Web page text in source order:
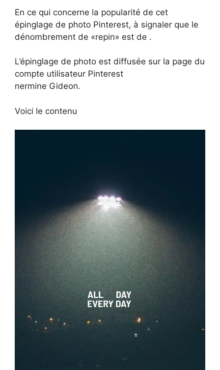
En ce qui concerne la popularité de cet
épinglage de photo Pinterest, à signaler que le
dénombrement de «repin» est de .
L’épinglage de photo est diffusée sur la page du
compte utilisateur Pinterest
nermine Gideon.
Voici le contenu